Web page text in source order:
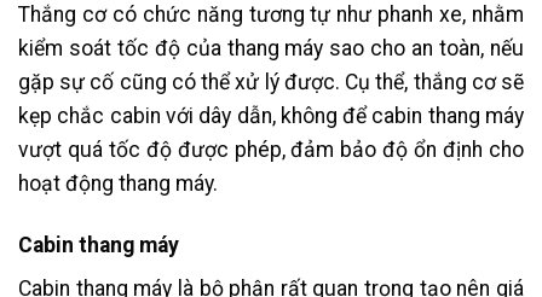
Thắng cơ có chức năng tương tự như phanh xe, nhằm
kiểm soát tốc độ của thang máy sao cho an toàn, nếu
gặp sự cố cũng có thể xử lý được. Cụ thể, thắng cơ sẽ
kẹp chắc cabin với dây dẫn, không để cabin thang máy
vượt quá tốc độ được phép, đảm bảo độ ổn định cho
hoạt động thang máy.
Cabin thang máy
Cabin thang máy là bộ phận rất quan trọng tạo nên giá